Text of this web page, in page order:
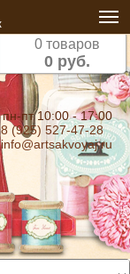
0 товаров
0 руб.
пн-пт 10:00 - 17:00
(925) 527-47-28